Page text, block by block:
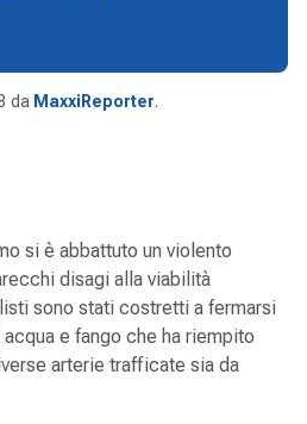
da MaxxiReporter.
si è abbattuto un violento
disagi alla viabilità
sono stati costretti a fermarsi
e fango che ha riempito
arterie trafficate sia da